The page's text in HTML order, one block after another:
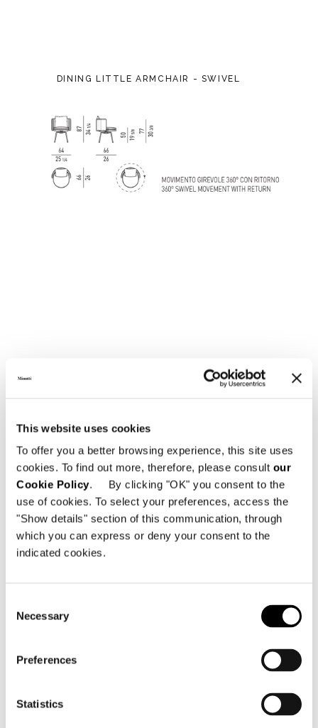
This website uses cookies
To offer you a better browsing experience, this site uses
cookies. To find out more, therefore, please consult our
Cookie Policy. By clicking "OK" you consent to the
use of cookies. To select your preferences, access the
"Show details" section of this communication, through
which you can express or deny your consent to the
indicated cookies.
Selection
Necessary
Preferences
Statistics
DINING LITTLE ARMCHAIR - SWIVEL
DINING LARGE LITTLE ARMCHAIR - SWIVEL